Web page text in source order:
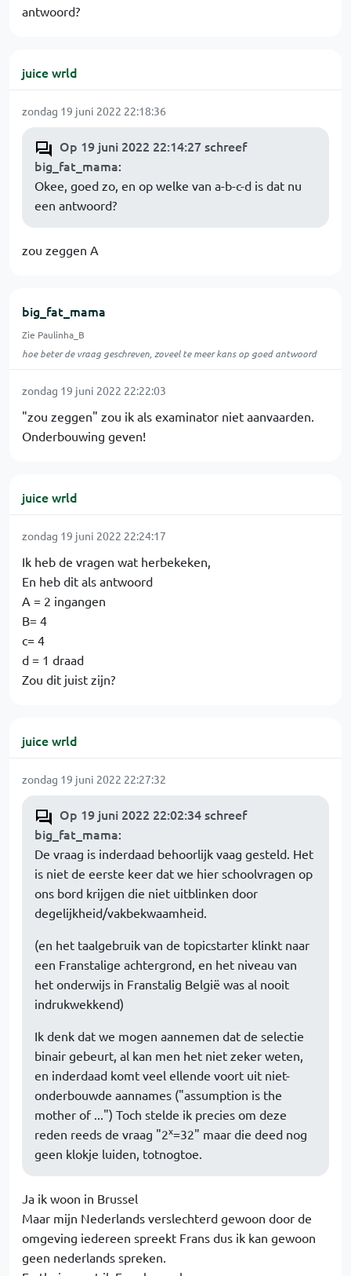
antwoord?
juice wrld
zondag 19 juni 2022 22:18:36
Op 19 juni 2022 22:14:27 schreef
big_fat_mama:
Okee, goed zo, en op welke van a-b-c-d is dat nu
een antwoord?
zou zeggen A
big_fat_mama
Zie Paulinha_B
hoe beter de vraag geschreven, zoveel te meer kans op goed antwoord
zondag 19 juni 2022 22:22:03
"zou zeggen" zou ik als examinator niet aanvaarden.
Onderbouwing geven!
juice wrld
zondag 19 juni 2022 22:24:17
Ik heb de vragen wat herbekeken,
En heb dit als antwoord
A = 2 ingangen
B= 4
c= 4
d = 1 draad
Zou dit juist zijn?
juice wrld
zondag 19 juni 2022 22:27:32
Op 19 juni 2022 22:02:34 schreef
big_fat_mama:
De vraag is inderdaad behoorlijk vaag gesteld. Het
is niet de eerste keer dat we hier schoolvragen op
ons bord krijgen die niet uitblinken door
degelijkheid/vakbekwaamheid.
(en het taalgebruik van de topicstarter klinkt naar
een Franstalige achtergrond, en het niveau van
het onderwijs in Franstalig België was al nooit
indrukwekkend)
Ik denk dat we mogen aannemen dat de selectie
binair gebeurt, al kan men het niet zeker weten,
en inderdaad komt veel ellende voort uit niet-
onderbouwde aannames ("assumption is the
mother of ...") Toch stelde ik precies om deze
reden reeds de vraag "2x=32" maar die deed nog
geen klokje luiden, totnogtoe.
Ja ik woon in Brussel
Maar mijn Nederlands verslechterd gewoon door de
omgeving iedereen spreekt Frans dus ik kan gewoon
geen nederlands spreken.